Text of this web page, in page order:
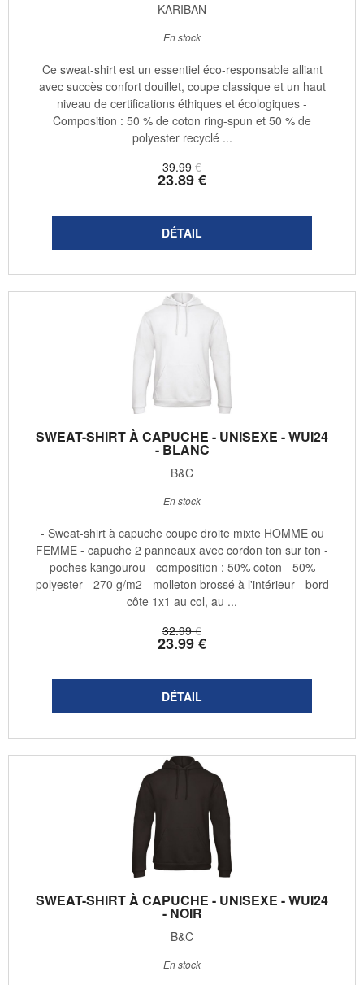
KARIBAN
39.99 €
23.89€
En stock
Ce sweat-shirt est un essentiel éco-responsable alliant
avec succès confort douillet, coupe classique et un haut
niveau de certifications éthiques et écologiques -
Composition : 50 % de coton ring-spun et 50 % de
polyester recyclé ...
SWEAT-SHIRT À CAPUCHE - UNISEXE - WUI24
- BLANC
B&C
32.99 €
23.99€
En stock
- Sweat-shirt à capuche coupe droite mixte HOMME ou
FEMME - capuche 2 panneaux avec cordon ton sur ton -
poches kangourou - composition : 50% coton - 50%
polyester - 270 g/m2 - molleton brossé à l'intérieur - bord
côte 1x1 au col, au ...
SWEAT-SHIRT À CAPUCHE - UNISEXE - WUI24
- NOIR
B&C
En stock